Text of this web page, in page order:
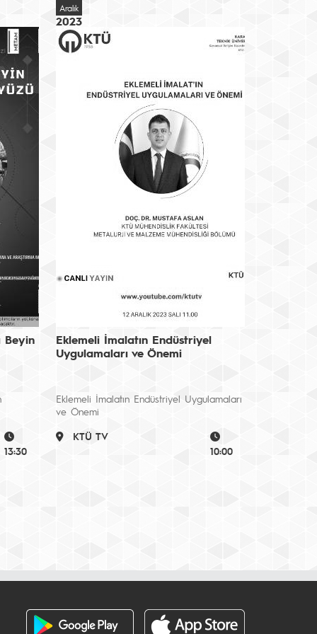
Beyin
13:30
Aralık
2023
Eklemeli İmalatın Endüstriyel
Uygulamaları ve Önemi
Eklemeli İmalatın Endüstriyel Uygulamaları
ve Önemi
KTÜ TV
10:00